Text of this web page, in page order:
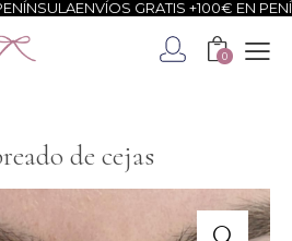
ENVÍOS GRATIS +100€ EN
0
de cejas